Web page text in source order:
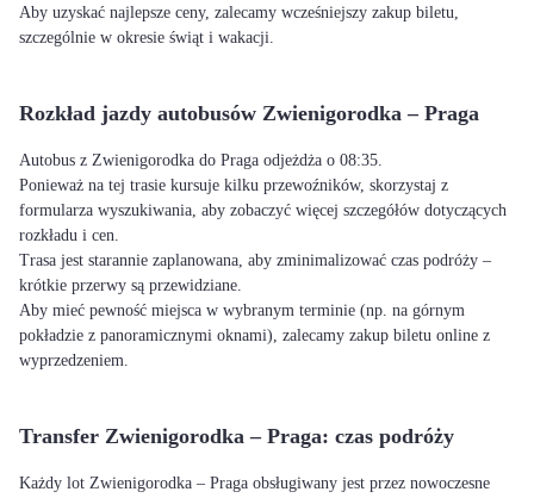
Aby uzyskać najlepsze ceny, zalecamy wcześniejszy zakup biletu,
szczególnie w okresie świąt i wakacji.
Rozkład jazdy autobusów Zwienigorodka – Praga
Autobus z Zwienigorodka do Praga odjeżdża o 08:35.
Ponieważ na tej trasie kursuje kilku przewoźników, skorzystaj z
formularza wyszukiwania, aby zobaczyć więcej szczegółów dotyczących
rozkładu i cen.
Trasa jest starannie zaplanowana, aby zminimalizować czas podróży –
krótkie przerwy są przewidziane.
Aby mieć pewność miejsca w wybranym terminie (np. na górnym
pokładzie z panoramicznymi oknami), zalecamy zakup biletu online z
wyprzedzeniem.
Transfer Zwienigorodka – Praga: czas podróży
Każdy lot Zwienigorodka – Praga obsługiwany jest przez nowoczesne